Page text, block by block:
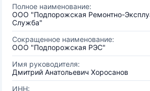
Полное наименование:
ООО "Подпорожская Ремонтно-
Служба"
Сокращенное наименование:
ООО "Подпорожская РЭС"
Имя руководителя:
Дмитрий Анатольевич Хоросанов
ИНН: